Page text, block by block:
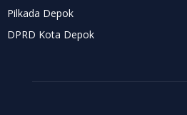
Pilkada Depok
DPRD Kota Depok